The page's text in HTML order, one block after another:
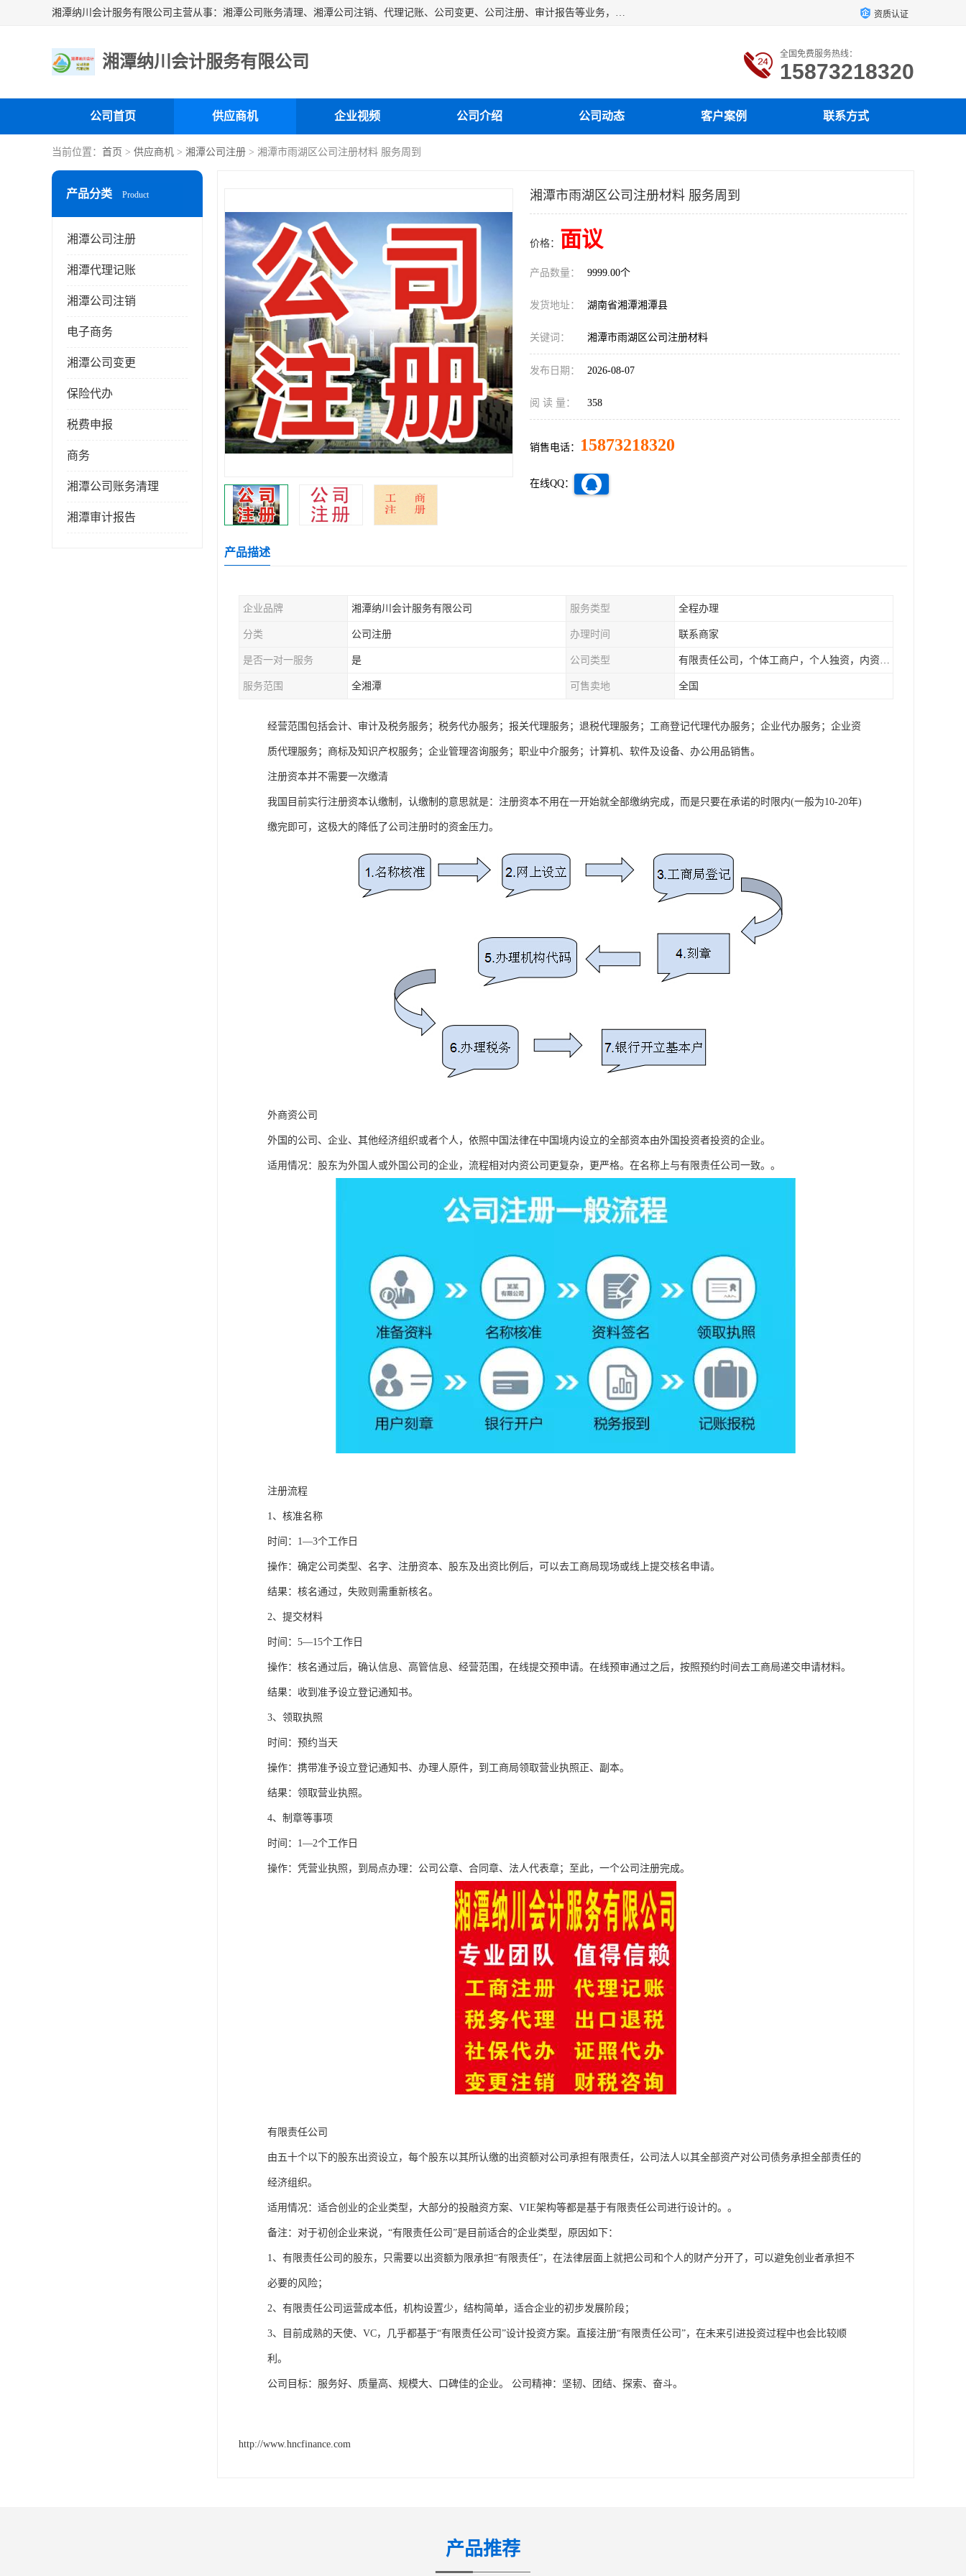
湘潭纳川会计服务有限公司主营从事：湘潭公司账务清理、湘潭公司注销、代理记账、公司变更、公司注册、审计报告等业务，公司设立有专门的代理注册部门，现有工商代办专员，部门经理从事工商代办多年，对各地区公司注册、公司变更、进出口业务等流程以及各行业公司注册、变更所需注意的细节都非常熟悉。 资质认证
湘潭纳川会计服务有限公司 全国免费服务热线：
15873218320
公司首页 供应商机 企业视频 公司介绍 公司动态 客户案例 联系方式
当前位置： 首页 > 供应商机 > 湘潭公司注册 > 湘潭市雨湖区公司注册材料 服务周到
产品分类 Product
湘潭公司注册
湘潭代理记账
湘潭公司注销
电子商务
湘潭公司变更
保险代办
税费申报
商务
湘潭公司账务清理
湘潭审计报告
湘潭市雨湖区公司注册材料 服务周到
价格： 面议
产品数量： 9999.00个
发货地址： 湖南省湘潭湘潭县
关键词： 湘潭市雨湖区公司注册材料
发布日期： 2026-08-07
阅 读 量： 358
销售电话： 15873218320
在线QQ：
产品描述
企业品牌 湘潭纳川会计服务有限公司 服务类型 全程办理
分类 公司注册 办理时间 联系商家
是否一对一服务 是 公司类型 有限责任公司，个体工商户，个人独资，内资，外资
服务范围 全湘潭 可售卖地 全国
经营范围包括会计、审计及税务服务；税务代办服务；报关代理服务；退税代理服务；工商登记代理代办服务；企业代办服务；企业资
质代理服务；商标及知识产权服务；企业管理咨询服务；职业中介服务；计算机、软件及设备、办公用品销售。
注册资本并不需要一次缴清
我国目前实行注册资本认缴制，认缴制的意思就是：注册资本不用在一开始就全部缴纳完成，而是只要在承诺的时限内(一般为10-20年)
缴完即可，这极大的降低了公司注册时的资金压力。
外商资公司
外国的公司、企业、其他经济组织或者个人，依照中国法律在中国境内设立的全部资本由外国投资者投资的企业。
适用情况：股东为外国人或外国公司的企业，流程相对内资公司更复杂，更严格。在名称上与有限责任公司一致。。
注册流程
1、核准名称
时间：1—3个工作日
操作：确定公司类型、名字、注册资本、股东及出资比例后，可以去工商局现场或线上提交核名申请。
结果：核名通过，失败则需重新核名。
2、提交材料
时间：5—15个工作日
操作：核名通过后，确认信息、高管信息、经营范围，在线提交预申请。在线预审通过之后，按照预约时间去工商局递交申请材料。
结果：收到准予设立登记通知书。
3、领取执照
时间：预约当天
操作：携带准予设立登记通知书、办理人原件，到工商局领取营业执照正、副本。
结果：领取营业执照。
4、制章等事项
时间：1—2个工作日
操作：凭营业执照，到局点办理：公司公章、合同章、法人代表章；至此，一个公司注册完成。
有限责任公司
由五十个以下的股东出资设立，每个股东以其所认缴的出资额对公司承担有限责任，公司法人以其全部资产对公司债务承担全部责任的
经济组织。
适用情况：适合创业的企业类型，大部分的投融资方案、VIE架构等都是基于有限责任公司进行设计的。。
备注：对于初创企业来说，“有限责任公司”是目前适合的企业类型，原因如下：
1、有限责任公司的股东，只需要以出资额为限承担“有限责任”，在法律层面上就把公司和个人的财产分开了，可以避免创业者承担不
必要的风险；
2、有限责任公司运营成本低，机构设置少，结构简单，适合企业的初步发展阶段；
3、目前成熟的天使、VC，几乎都基于“有限责任公司”设计投资方案。直接注册“有限责任公司”，在未来引进投资过程中也会比较顺
利。
公司目标：服务好、质量高、规模大、口碑佳的企业。 公司精神：坚韧、团结、探索、奋斗。
http://www.hncfinance.com
产品推荐